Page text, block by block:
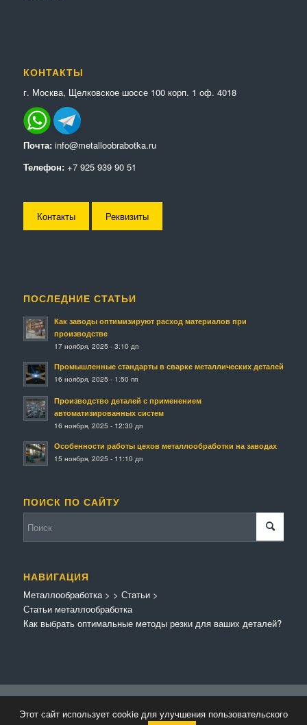
КОНТАКТЫ
г. Москва, Щелковское шоссе 100 корп. 1 оф. 4018
Почта: info@metalloobrabotka.ru
Телефон: +7 925 939 90 51
Контакты Реквизиты
ПОСЛЕДНИЕ СТАТЬИ
Как заводы оптимизируют расход материалов при
производстве
17 ноября, 2025 - 3:10 дп
Промышленные стандарты в сварке металлических деталей
16 ноября, 2025 - 1:50 пп
Производство деталей с применением
автоматизированных систем
16 ноября, 2025 - 12:30 дп
Особенности работы цехов металлообработки на заводах
15 ноября, 2025 - 11:10 дп
ПОИСК ПО САЙТУ
НАВИГАЦИЯ
Металлообработка>
Статьи металлообработка
> Статьи>
Как выбрать оптимальные методы резки для ваших деталей?
Kriesi
Этот сайт использует cookie для улучшения пользовательского